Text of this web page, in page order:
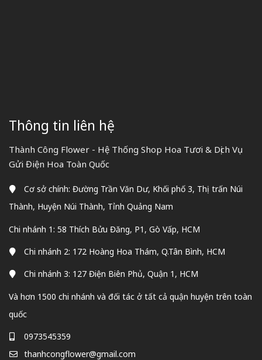
Thông tin liên hệ
Thành Công Flower - Hệ Thống Shop Hoa Tươi & Dịch Vụ
Gửi Điện Hoa Toàn Quốc
Cơ sở chính: Đường Trần Văn Dư, Khối phố 3, Thị trấn Núi
Thành, Huyện Núi Thành, Tỉnh Quảng Nam
Chi nhánh 1: 58 Thích Bửu Đăng, P1, Gò Vấp, HCM
Chi nhánh 2: 172 Hoàng Hoa Thám, Q.Tân Bình, HCM
Chi nhánh 3: 127 Điện Biên Phủ, Quận 1, HCM
Và hơn 1500 chi nhánh và đối tác ở tất cả quận huyện trên toàn
quốc
0973545359
thanhcongflower@gmail.com